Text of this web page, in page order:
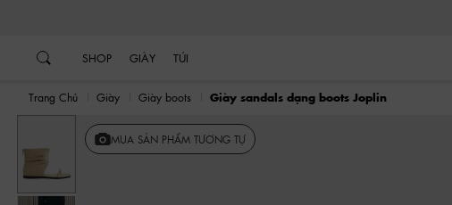
SHOP GIÀY TÚI
Trang Chủ Giày Giày boots Giày sandals dạng boots Joplin
MUA SẢN PHẨM TƯƠNG TỰ